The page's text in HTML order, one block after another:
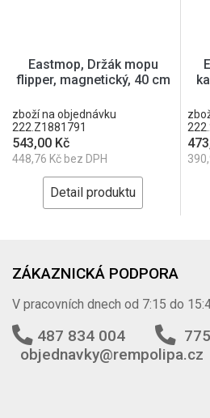
Eastmop, Držák mopu
flipper, magnetický, 40 cm
zboží na objednávku
222.Z1881791
543,00 Kč
448,76 Kč bez DPH
Detail produktu
ZÁKAZNICKÁ PODPORA
V pracovních dnech od 7:15 do
487 834 004
objednavky@rempolipa.cz